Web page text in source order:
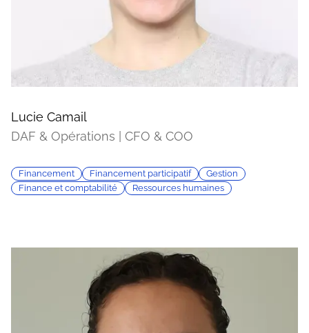
Lucie Camail
DAF & Opérations | CFO & COO
Financement Financement participatif
Gestion
Finance et comptabilité
Ressources humaines